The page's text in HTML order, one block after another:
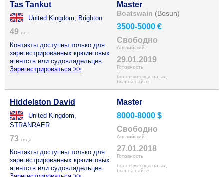
Tas Tankut
United Kingdom, Brighton
49 лет
Контакты доступны только для
зарегистрированных крюинговых
агентств или судовладельцев.
Зарегистрироваться >>
Master
Boatswain (Bosun)
3500-5000 €
Свободно
Английский
29.01.2019
Готовность
более месяца назад
был на сайте
Hiddelston David
United Kingdom,
STRANRAER
73 года
Контакты доступны только для
зарегистрированных крюинговых
агентств или судовладельцев.
Master
8000-8000 $
Свободно
Английский
27.01.2018
Готовность
более месяца назад
был на сайте